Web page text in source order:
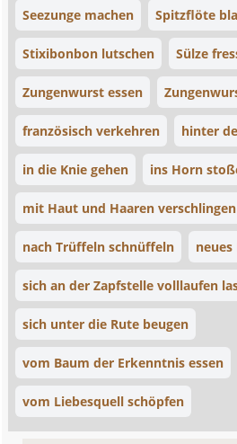
Seezunge machen Spitzflöte
Stixibonbon lutschen Sülze
Zungenwurst essen
französisch verkehren hinter
in die Knie gehen ins Horn
mit Haut und Haaren verschlingen
nach Trüffeln schnüffeln
sich an der Zapfstelle volllaufen
sich unter die Rute beugen
vom Baum der Erkenntnis essen
vom Liebesquell schöpfen